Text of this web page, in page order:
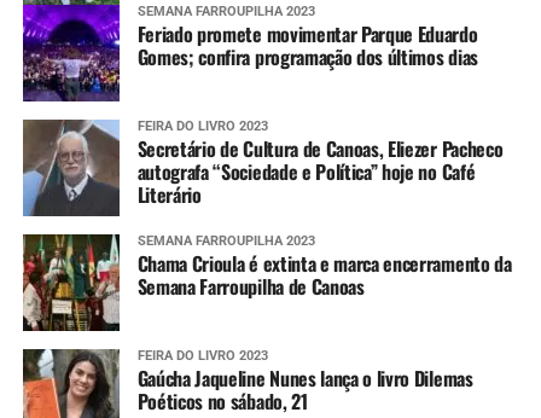
SEMANA FARROUPILHA 2023
Feriado promete movimentar Parque Eduardo
Gomes; confira programação dos últimos dias
FEIRA DO LIVRO 2023
Secretário de Cultura de Canoas, Eliezer Pacheco
autografa “Sociedade e Política” hoje no Café
Literário
SEMANA FARROUPILHA 2023
Chama Crioula é extinta e marca encerramento da
Semana Farroupilha de Canoas
FEIRA DO LIVRO 2023
Gaúcha Jaqueline Nunes lança o livro Dilemas
Poéticos no sábado, 21